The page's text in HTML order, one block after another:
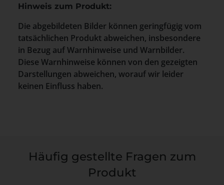
Hinweis zum Produkt:
Die abgebildeten Bilder können geringfügig vom
tatsächlichen Produkt abweichen, insbesondere
in Bezug auf Warnhinweise und Warnbilder.
Diese Warnhinweise können von den gezeigten
Darstellungen abweichen, worauf wir leider
keinen Einfluss haben.
Häufig gestellte Fragen zum
Produkt